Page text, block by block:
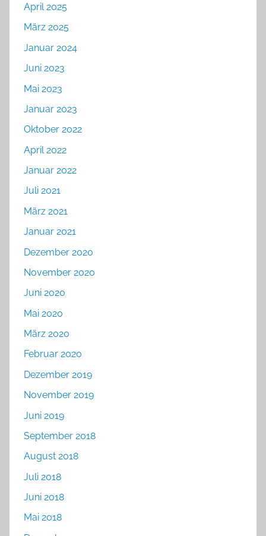
April 2025
März 2025
Januar 2024
Juni 2023
Mai 2023
Januar 2023
Oktober 2022
April 2022
Januar 2022
Juli 2021
März 2021
Januar 2021
Dezember 2020
November 2020
Juni 2020
Mai 2020
März 2020
Februar 2020
Dezember 2019
November 2019
Juni 2019
September 2018
August 2018
Juli 2018
Juni 2018
Mai 2018